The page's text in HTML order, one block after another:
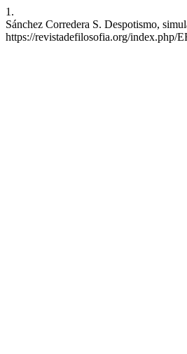
1.
Sánchez Corredera S. Despotismo,
https://revistadefilosofia.org/index.php/